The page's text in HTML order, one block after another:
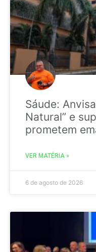
Sáude:
Natural” e
prometem
VER MATÉRIA »
6 de agosto de 2026